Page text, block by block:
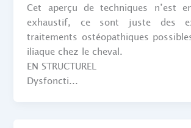
Cet aperçu de techniques n’est
exhaustif, ce sont juste des
traitements ostéopathiques
iliaque chez le cheval.
EN STRUCTUREL
Dysfoncti...